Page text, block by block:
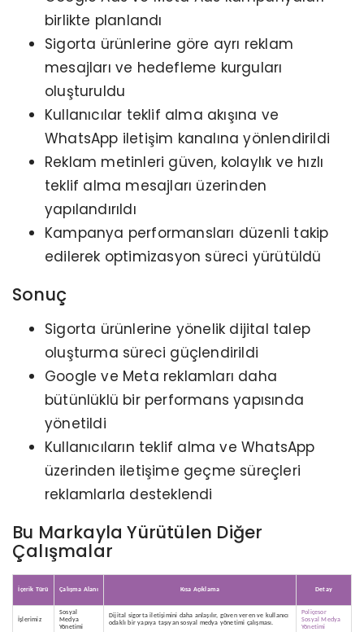
birlikte planlandı
Sigorta ürünlerine göre ayrı reklam
mesajları ve hedefleme kurguları
oluşturuldu
Kullanıcılar teklif alma akışına ve
WhatsApp iletişim kanalına yönlendirildi
Reklam metinleri güven, kolaylık ve hızlı
teklif alma mesajları üzerinden
yapılandırıldı
Kampanya performansları düzenli takip
edilerek optimizasyon süreci yürütüldü
Sonuç
Sigorta ürünlerine yönelik dijital talep
oluşturma süreci güçlendirildi
Google ve Meta reklamları daha
bütünlüklü bir performans yapısında
yönetildi
Kullanıcıların teklif alma ve WhatsApp
üzerinden iletişime geçme süreçleri
reklamlarla desteklendi
Bu Markayla Yürütülen Diğer
Çalışmalar
İçerik Türü Çalışma Alanı Kısa Açıklama Detay
İşlerimiz
Sosyal
Medya
Yönetimi
Dijital sigorta iletişimini daha anlaşılır, güven veren ve kullanıcı
odaklı bir yapıya taşıyan sosyal medya yönetimi çalışması.
Poliçesor
Sosyal Medya
Yönetimi